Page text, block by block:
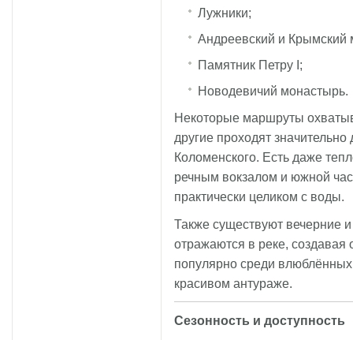
Лужники;
Андреевский и Крымский
Памятник Петру I;
Новодевичий монастырь.
Некоторые маршруты
другие проходят
Коломенского. Есть даже
речным вокзалом и южной
практически целиком с воды.
Также существуют вечерние
отражаются в реке,
популярно среди
красивом антураже.
Сезонность и доступность